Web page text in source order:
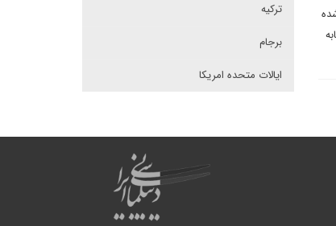
ترکیه
برجام
ایالات متحده امریکا